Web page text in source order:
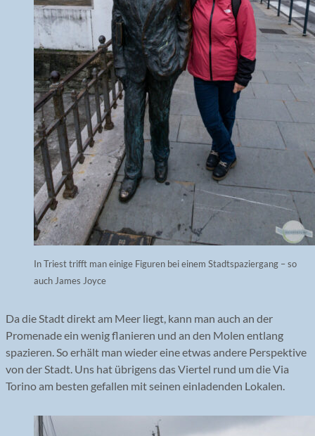
In Triest trifft man einige Figuren bei einem Stadtspaziergang – so
auch James Joyce
Da die Stadt direkt am Meer liegt, kann man auch an der
Promenade ein wenig flanieren und an den Molen entlang
spazieren. So erhält man wieder eine etwas andere Perspektive
von der Stadt. Uns hat übrigens das Viertel rund um die Via
Torino am besten gefallen mit seinen einladenden Lokalen.